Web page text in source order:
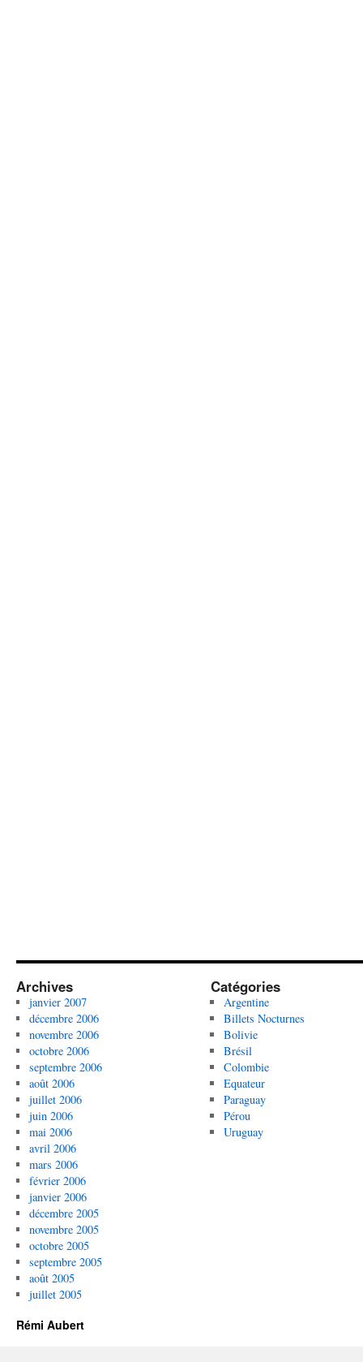
Archives
janvier 2007
décembre 2006
novembre 2006
octobre 2006
septembre 2006
août 2006
juillet 2006
juin 2006
mai 2006
avril 2006
mars 2006
février 2006
janvier 2006
décembre 2005
novembre 2005
octobre 2005
septembre 2005
août 2005
juillet 2005
Catégories
Argentine
Billets Nocturnes
Bolivie
Brésil
Colombie
Equateur
Paraguay
Pérou
Uruguay
Rémi Aubert